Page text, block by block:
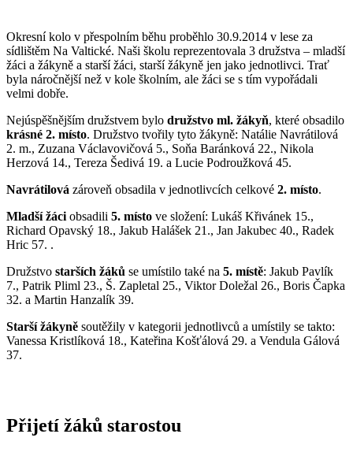
Okresní kolo v přespolním běhu proběhlo 30.9.2014 v lese za
sídlištěm Na Valtické. Naši školu reprezentovala 3 družstva – mladší
žáci a žákyně a starší žáci, starší žákyně jen jako jednotlivci. Trať
byla náročnější než v kole školním, ale žáci se s tím vypořádali
velmi dobře.
Nejúspěšnějším družstvem bylo družstvo ml. žákyň, které obsadilo
krásné 2. místo. Družstvo tvořily tyto žákyně: Natálie Navrátilová
2. m., Zuzana Václavovičová 5., Soňa Baránková 22., Nikola
Herzová 14., Tereza Šedivá 19. a Lucie Podroužková 45.
Navrátilová zároveň obsadila v jednotlivcích celkové 2. místo.
Mladší žáci obsadili 5. místo ve složení: Lukáš Křivánek 15.,
Richard Opavský 18., Jakub Halášek 21., Jan Jakubec 40., Radek
Hric 57. .
Družstvo starších žáků se umístilo také na 5. místě: Jakub Pavlík
7., Patrik Pliml 23., Š. Zapletal 25., Viktor Doležal 26., Boris Čapka
32. a Martin Hanzalík 39.
Starší žákyně soutěžily v kategorii jednotlivců a umístily se takto:
Vanessa Kristlíková 18., Kateřina Košťálová 29. a Vendula Gálová
37.
Přijetí žáků starostou